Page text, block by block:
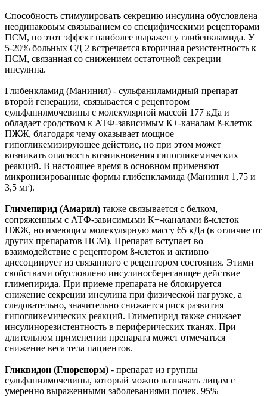
Способность стимулировать секрецию инсулина обусловлена
неодинаковым связыванием со специфическими рецепторами
ПСМ, но этот эффект наиболее выражен у глибенкламида. У
5-20% больных СД 2 встречается вторичная резистентность к
ПСМ, связанная со снижением остаточной секреции
инсулина.
Глибенкламид (Манинил) - сульфаниламидный препарат
второй генерации, связывается с рецептором
сульфанилмочевины с молекулярной массой 177 кДа и
обладает сродством к АТФ-зависимым К+-каналам ß-клеток
ПЖЖ, благодаря чему оказывает мощное
гипогликемизирующее действие, но при этом может
возникать опасность возникновения гипогликемических
реакций. В настоящее время в основном применяют
микронизированные формы глибенкламида (Манинил 1,75 и
3,5 мг).
Глимепирид (Амарил) также связывается с белком,
сопряженным с АТФ-зависимыми К+-каналами ß-клеток
ПЖЖ, но имеющим молекулярную массу 65 кДа (в отличие от
других препаратов ПСМ). Препарат вступает во
взаимодействие с рецептором ß-клеток и активно
диссоциирует из связанного с рецептором состояния. Этими
свойствами обусловлено инсулиносберегающее действие
глимепирида. При приеме препарата не блокируется
снижение секреции инсулина при физической нагрузке, а
следовательно, значительно снижается риск развития
гипогликемических реакций. Глимепирид также снижает
инсулинорезистентность в периферических тканях. При
длительном применении препарата может отмечаться
снижение веса тела пациентов.
Гликвидон (Глюренорм) - препарат из группы
сульфанилмочевины, который можно назначать лицам с
умеренно выраженными заболеваниями почек. 95%